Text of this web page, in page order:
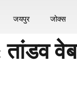
जयपुर जोक्स
तांडव